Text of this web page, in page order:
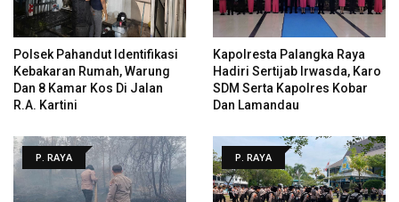
Polsek Pahandut Identifikasi
Kebakaran Rumah, Warung
Dan 8 Kamar Kos Di Jalan
R.A. Kartini
Kapolresta Palangka Raya
Hadiri Sertijab Irwasda, Karo
SDM Serta Kapolres Kobar
Dan Lamandau
P. RAYA P. RAYA